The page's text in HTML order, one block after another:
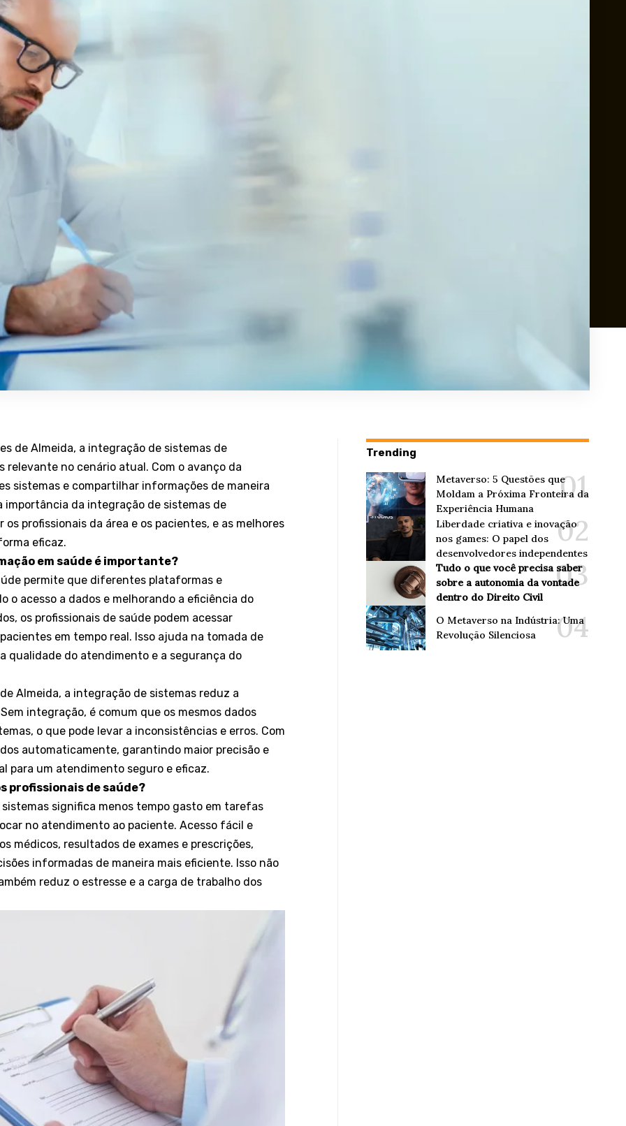
de Almeida, a integração de sistemas de
no cenário atual. Com o avanço da
sistemas e compartilhar informações de maneira
da integração de sistemas de
profissionais da área e os pacientes, e as melhores
eficaz.
em saúde é importante?
permite que diferentes plataformas e
acesso a dados e melhorando a eficiência do
os profissionais de saúde podem acessar
em tempo real. Isso ajuda na tomada de
qualidade do atendimento e a segurança do
Almeida, a integração de sistemas reduz a
integração, é comum que os mesmos dados
o que pode levar a inconsistências e erros. Com
automaticamente, garantindo maior precisão e
para um atendimento seguro e eficaz.
profissionais de saúde?
significa menos tempo gasto em tarefas
no atendimento ao paciente. Acesso fácil e
médicos, resultados de exames e prescrições,
informadas de maneira mais eficiente. Isso não
reduz o estresse e a carga de trabalho dos
Trending
Metaverso: 5 Questões que
Moldam a Próxima Fronteira da
Experiência Humana
Liberdade criativa e inovação
nos games: O papel dos
desenvolvedores independentes
Tudo o que você precisa saber
sobre a autonomia da vontade
dentro do Direito Civil
O Metaverso na Indústria: Uma
Revolução Silenciosa